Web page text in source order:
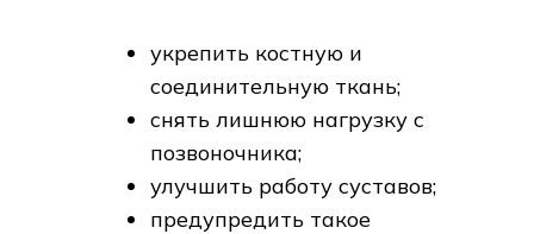
укрепить костную и
соединительную ткань;
снять лишнюю нагрузку с
позвоночника;
улучшить работу суставов;
предупредить такое